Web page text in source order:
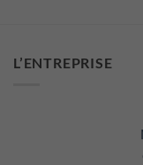
L’ENTREPRISE